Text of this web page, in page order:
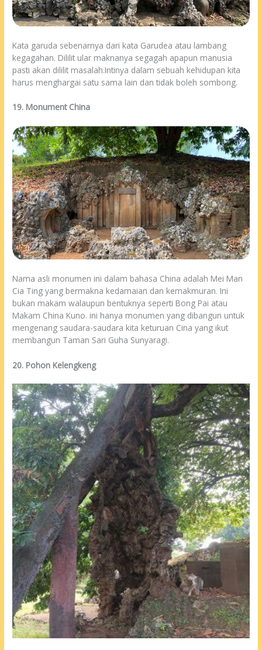
Kata garuda sebenarnya dari kata Garudea atau lambang
kegagahan. Dililit ular maknanya segagah apapun manusia
pasti akan dililit masalah.Intinya dalam sebuah kehidupan kita
harus menghargai satu sama lain dan tidak boleh sombong.
19. Monument China
Nama asli monumen ini dalam bahasa China adalah Mei Man
Cia Ting yang bermakna kedamaian dan kemakmuran. Ini
bukan makam walaupun bentuknya seperti Bong Pai atau
Makam China Kuno. ini hanya monumen yang dibangun untuk
mengenang saudara-saudara kita keturuan Cina yang ikut
membangun Taman Sari Guha Sunyaragi.
20. Pohon Kelengkeng